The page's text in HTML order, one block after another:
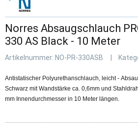
Norres Absaugschlauch
330 AS Black - 10 Meter
Artikelnummer: NO-PR-330ASB
Antistatischer Polyurethanschlauch, leicht -
Schwarz mit Wandstärke ca. 0,6mm und
mm Innendurchmesser in 10 Meter längen.